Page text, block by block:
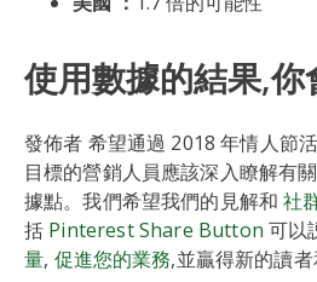
使用數據的結果,你
發佈者 希望通過 2018 年情人節
目標的營銷人員應該深入瞭解有
據點。我們希望我們的見解和社
括 Pinterest Share Button 可以
量, 促進您的業務,並贏得新的讀者